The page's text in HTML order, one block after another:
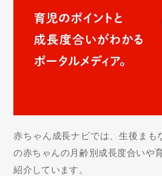
赤ちゃん成長ナビでは、生後まも
の赤ちゃんの月齢別成長度合いや
紹介しています。